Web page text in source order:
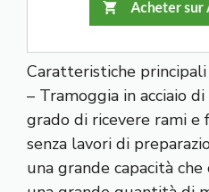
Caratteristiche principali
– Tramoggia in acciaio
grado di ricevere rami e
senza lavori di
una grande capacità